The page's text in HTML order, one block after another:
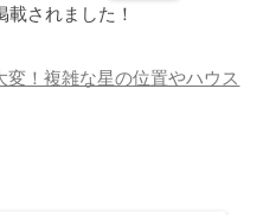
載されました！
！複雑な星の位置やハウス